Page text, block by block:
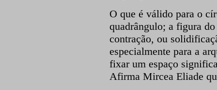
O que é válido para o
quadrângulo; a figura
contração, ou
especialmente para a
fixar um espaço
Afirma Mircea Eliade